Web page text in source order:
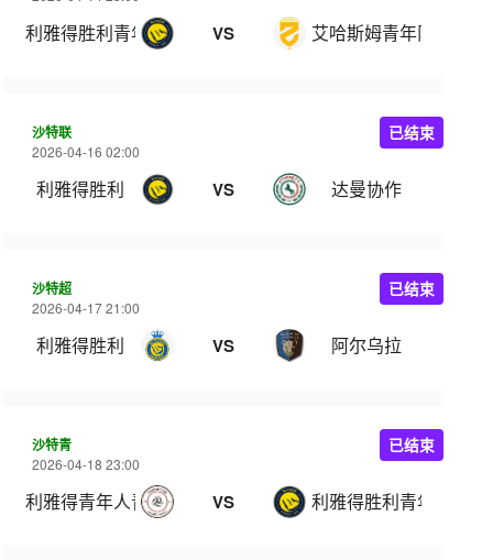
利雅得胜利青年队 VS 艾哈斯姆青年队
沙特联
2026-04-16 02:00
利雅得胜利 VS 达曼协作
已结束
沙特超
2026-04-17 21:00
利雅得胜利 VS 阿尔乌拉
已结束
沙特青
2026-04-18 23:00
利雅得青年人青年队 VS 利雅得胜利青年队
已结束